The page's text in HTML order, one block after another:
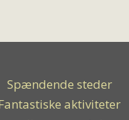
Spændende steder
aktiviteter